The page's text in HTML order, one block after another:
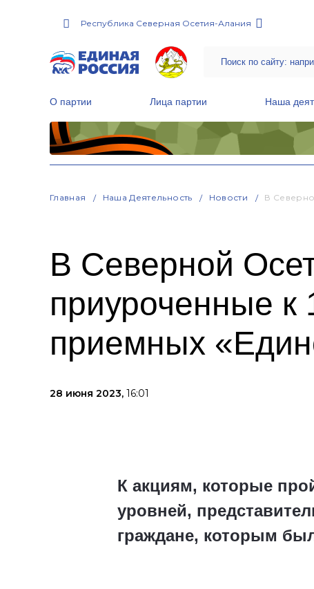
Республика Северная Осетия-Алания
О партии Лица партии Наша
Главная Наша Деятельность Новости В
В Северной
приуроченные к
приемных
28 июня 2023, 16:01
К акциям, которые
уровней,
граждане, которым